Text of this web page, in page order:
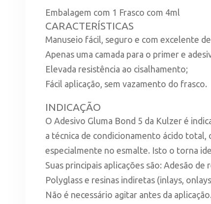
Embalagem com 1 Frasco com 4ml
CARACTERÍSTICAS
Manuseio fácil, seguro e com excelente
Apenas uma camada para o primer e
Elevada resistência ao cisalhamento;
Fácil aplicação, sem vazamento do frasco.
INDICAÇÃO
O Adesivo Gluma Bond 5 da Kulzer é
a técnica de condicionamento ácido total,
especialmente no esmalte. Isto o torna
Suas principais aplicações são: Adesão
Polyglass e resinas indiretas (inlays,
Não é necessário agitar antes da aplicação.